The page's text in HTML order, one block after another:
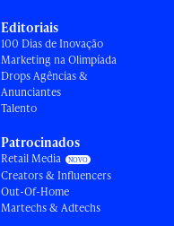
Editoriais
100 Dias de Inovação
Marketing na Olimpíada
Drops Agências &
Anunciantes
Talento
Patrocinados
Retail Media
Creators & Influencers
Out-Of-Home
Martechs & Adtechs